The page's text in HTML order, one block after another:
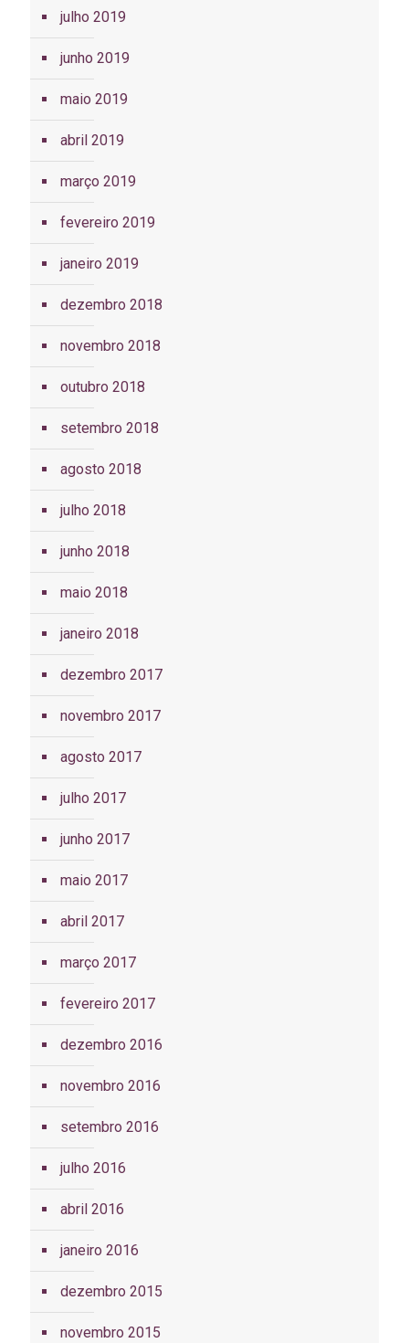
julho 2019
junho 2019
maio 2019
abril 2019
março 2019
fevereiro 2019
janeiro 2019
dezembro 2018
novembro 2018
outubro 2018
setembro 2018
agosto 2018
julho 2018
junho 2018
maio 2018
janeiro 2018
dezembro 2017
novembro 2017
agosto 2017
julho 2017
junho 2017
maio 2017
abril 2017
março 2017
fevereiro 2017
dezembro 2016
novembro 2016
setembro 2016
julho 2016
abril 2016
janeiro 2016
dezembro 2015
novembro 2015